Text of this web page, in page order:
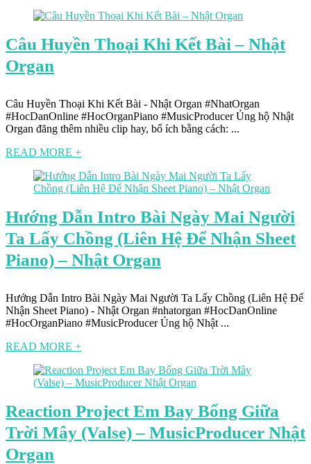
Câu Huyền Thoại Khi Kết Bài – Nhật
Organ
Câu Huyền Thoại Khi Kết Bài - Nhật Organ #NhatOrgan
#HocDanOnline #HocOrganPiano #MusicProducer Ủng hộ Nhật
Organ đăng thêm nhiều clip hay, bổ ích bằng cách: ...
READ MORE +
Hướng Dẫn Intro Bài Ngày Mai Người
Ta Lấy Chồng (Liên Hệ Để Nhận Sheet
Piano) – Nhật Organ
Hướng Dẫn Intro Bài Ngày Mai Người Ta Lấy Chồng (Liên Hệ Để
Nhận Sheet Piano) - Nhật Organ #nhatorgan #HocDanOnline
#HocOrganPiano #MusicProducer Ủng hộ Nhật ...
READ MORE +
Reaction Project Em Bay Bổng Giữa
Trời Mây (Valse) – MusicProducer Nhật
Organ